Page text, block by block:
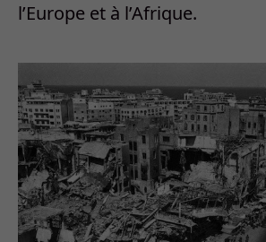
l’Europe et à l’Afrique.